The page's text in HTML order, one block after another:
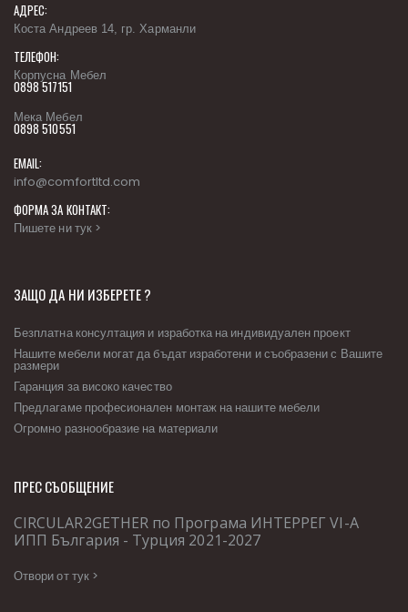
АДРЕС:
Коста Андреев 14, гр. Харманли
ТЕЛЕФОН:
Корпусна Мебел
0898 517151
Мека Мебел
0898 510551
EMAIL:
info@comfortltd.com
ФОРМА ЗА КОНТАКТ:
Пишете ни тук >
ЗАЩО ДА НИ ИЗБЕРЕТЕ ?
Безплатна консултация и изработка на индивидуален проект
Нашите мебели могат да бъдат изработени и съобразени с Вашите
размери
Гаранция за високо качество
Предлагаме професионален монтаж на нашите мебели
Огромно разнообразие на материали
ПРЕС СЪОБЩЕНИЕ
CIRCULAR2GETHER по Програма ИНТЕРРЕГ VІ-А
ИПП България - Турция 2021-2027
Отвори от тук >